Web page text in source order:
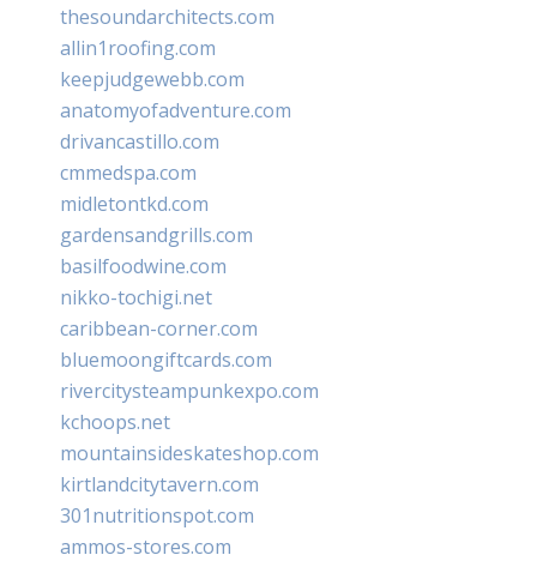
thesoundarchitects.com
allin1roofing.com
keepjudgewebb.com
anatomyofadventure.com
drivancastillo.com
cmmedspa.com
midletontkd.com
gardensandgrills.com
basilfoodwine.com
nikko-tochigi.net
caribbean-corner.com
bluemoongiftcards.com
rivercitysteampunkexpo.com
kchoops.net
mountainsideskateshop.com
kirtlandcitytavern.com
301nutritionspot.com
ammos-stores.com